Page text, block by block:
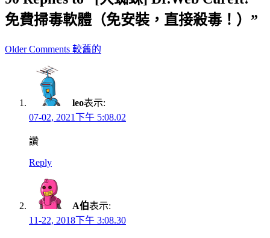
免費掃毒軟體（免安裝，直接殺毒！）”
Comment
navigation
Older Comments 較舊的
leo表示:
07-02, 2021下午 5:08.02
讚
Reply
A伯表示:
11-22, 2018下午 3:08.30